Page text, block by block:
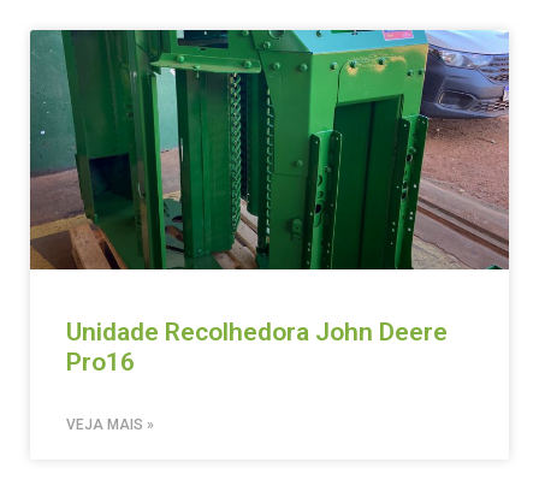
Unidade Recolhedora John Deere
Pro16
VEJA MAIS »